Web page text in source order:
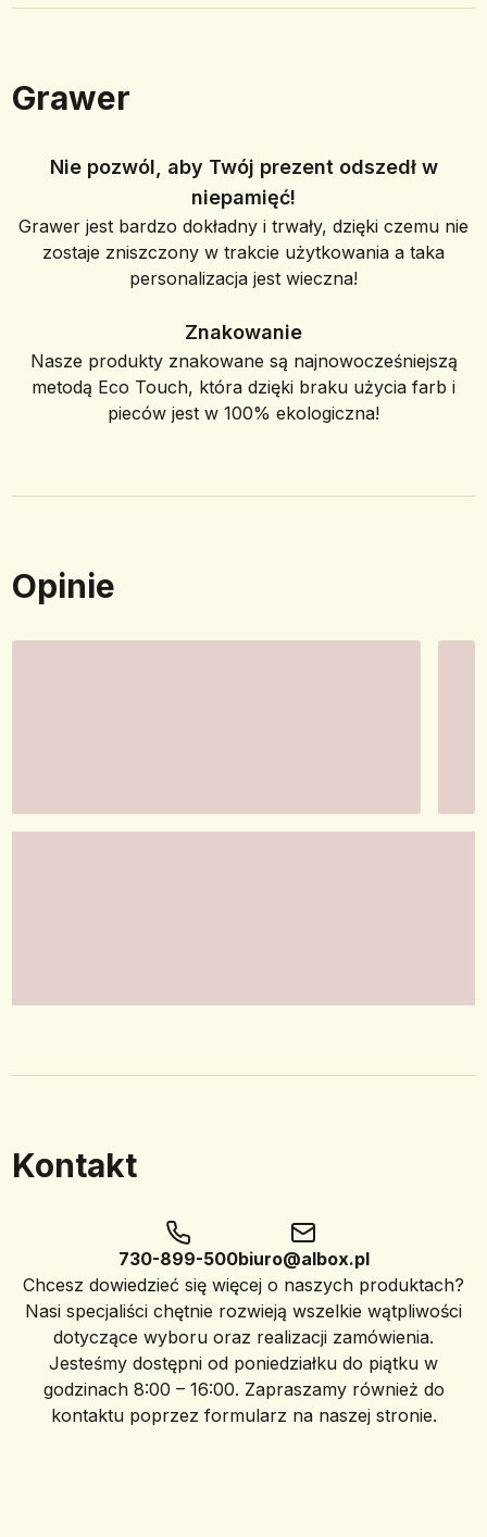
Grawer
Nie pozwól, aby Twój prezent odszedł w
niepamięć!
Grawer jest bardzo dokładny i trwały, dzięki czemu nie
zostaje zniszczony w trakcie użytkowania a taka
personalizacja jest wieczna!
Znakowanie
Nasze produkty znakowane są najnowocześniejszą
metodą Eco Touch, która dzięki braku użycia farb i
pieców jest w 100% ekologiczna!
Opinie
Kontakt
730-899-500biuro@albox.pl
Chcesz dowiedzieć się więcej o naszych produktach?
Nasi specjaliści chętnie rozwieją wszelkie wątpliwości
dotyczące wyboru oraz realizacji zamówienia.
Jesteśmy dostępni od poniedziałku do piątku w
godzinach 8:00 – 16:00. Zapraszamy również do
kontaktu poprzez formularz na naszej stronie.